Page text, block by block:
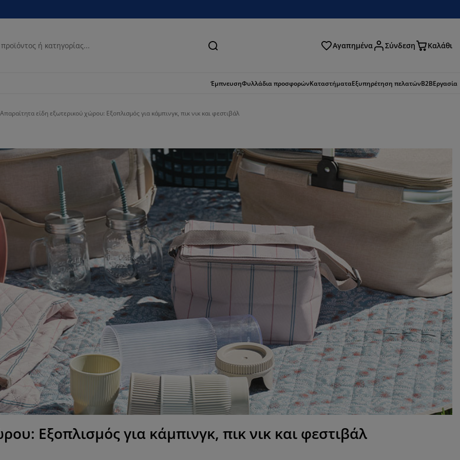
Αναζήτηση Αγαπημένα Σύνδεση Καλάθι
ΈμπνευσηΦυλλάδια προσφορώνΚαταστήματαΕξυπηρέτηση πελατώνB2BΕργασία
Απαραίτητα είδη εξωτερικού χώρου: Εξοπλισμός για κάμπινγκ, πικ νικ και φεστιβάλ
Εξοπλισμός για κάμπινγκ, πικ νικ και φεστιβάλ